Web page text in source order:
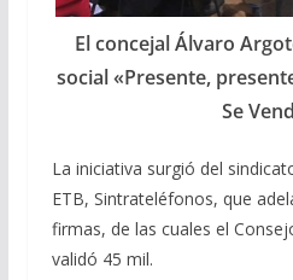
El concejal Álvaro
social «Presente,
Se
La iniciativa surgió del
ETB, Sintrateléfonos, que
firmas, de las cuales el
validó 45 mil.